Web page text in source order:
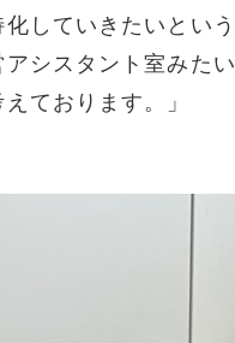
化していきたいと
シスタント室みた
ております。」